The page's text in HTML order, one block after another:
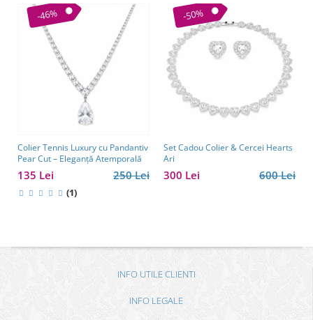
-46%
Colier Tennis Luxury cu Pandantiv
Pear Cut – Eleganță Atemporală
250 Lei
135 Lei
(1)
-50%
Set Cadou Colier & Cercei Hearts
Ari
600 Lei
300 Lei
INFO UTILE CLIENTI
INFO LEGALE